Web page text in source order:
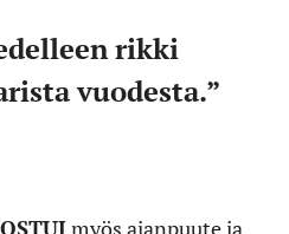
rikki
vuodesta.”
myös ajanpuute ja